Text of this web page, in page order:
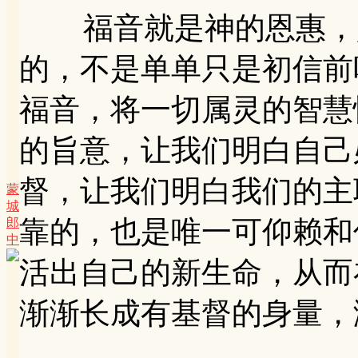
蒙
城
郎
中
福音就是神的恩惠，
的，不是单单只是初信
福音，将一切属灵的智
的旨意，让我们明白自
督，让我们明白我们的
靠的，也是唯一可仰赖
活出自己的新生命，从
渐渐长成有基督的身量